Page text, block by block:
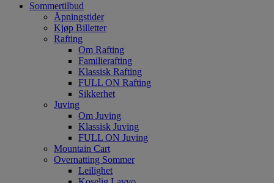
Sommertilbud
Åpningstider
Kjøp Billetter
Rafting
Om Rafting
Familierafting
Klassisk Rafting
FULL ON Rafting
Sikkerhet
Juving
Om Juving
Klassisk Juving
FULL ON Juving
Mountain Cart
Overnatting Sommer
Leilighet